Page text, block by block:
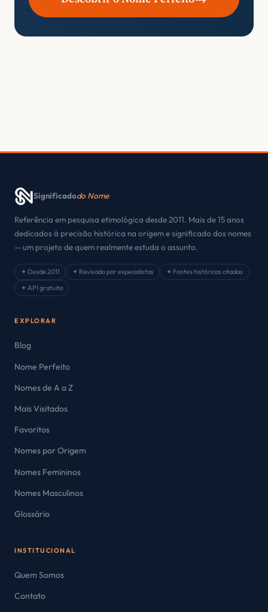
Significadodo Nome
Referência em pesquisa etimológica desde 2011. Mais de 15 anos
dedicados à precisão histórica na origem e significado dos nomes
— um projeto de quem realmente estuda o assunto.
✦ Desde 2011 ✦ Revisado por especialistas
✦ Fontes históricas citadas
✦ API gratuita
EXPLORAR
Blog
Nome Perfeito
Nomes de A a Z
Mais Visitados
Favoritos
Nomes por Origem
Nomes Femininos
Nomes Masculinos
Glossário
INSTITUCIONAL
Quem Somos
Contato